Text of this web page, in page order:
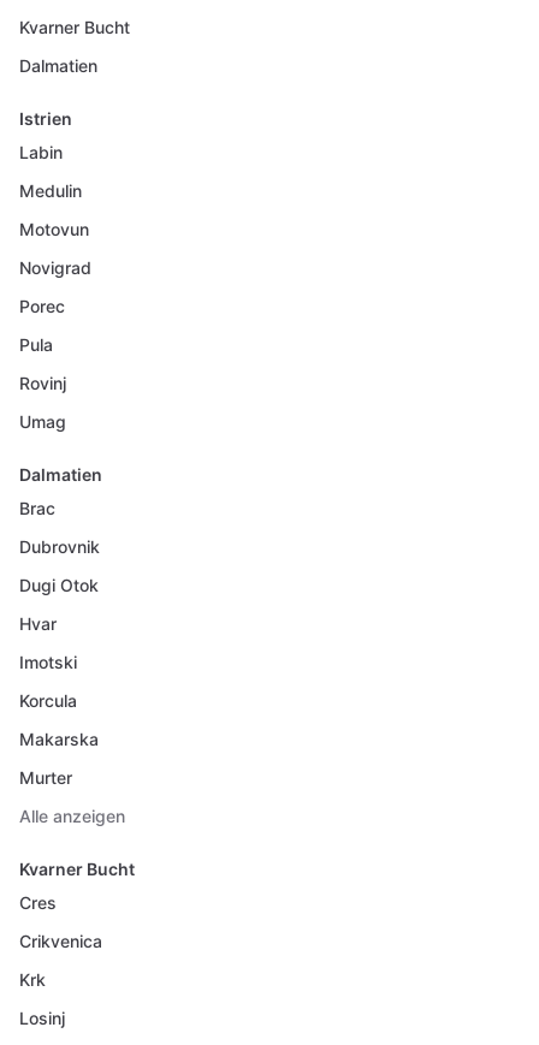
Kvarner Bucht
Dalmatien
Istrien
Labin
Medulin
Motovun
Novigrad
Porec
Pula
Rovinj
Umag
Dalmatien
Brac
Dubrovnik
Dugi Otok
Hvar
Imotski
Korcula
Makarska
Murter
Alle anzeigen
Kvarner Bucht
Cres
Crikvenica
Krk
Losinj